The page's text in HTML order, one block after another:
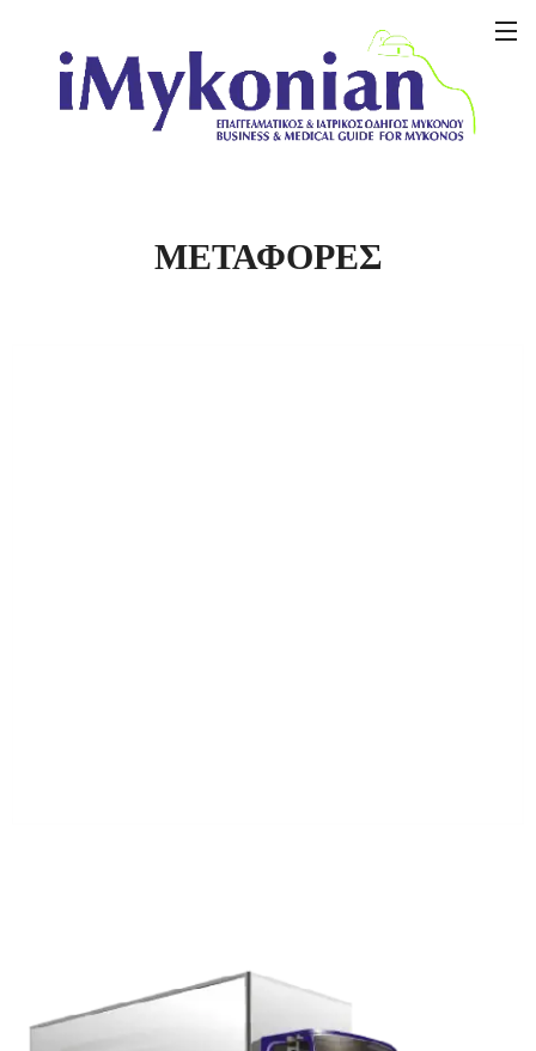
ΜΕΤΑΦΟΡΕΣ